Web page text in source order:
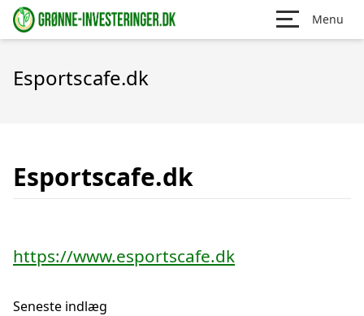
Menu
Esportscafe.dk
Esportscafe.dk
https://www.esportscafe.dk
Seneste indlæg